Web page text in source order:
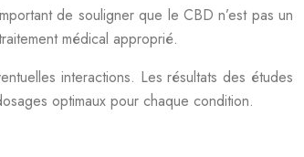
de souligner que le CBD n’est pas un
médical approprié.
interactions. Les résultats des études
optimaux pour chaque condition.